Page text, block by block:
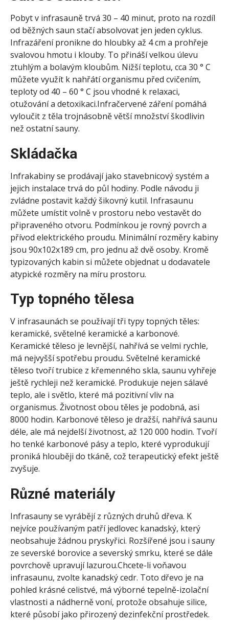
Pobyt v infrasauně trvá 30 – 40 minut, proto na rozdíl
od běžných saun stačí absolvovat jen jeden cyklus.
Infrazáření pronikne do hloubky až 4 cm a prohřeje
svalovou hmotu i klouby. To přináší velkou úlevu
ztuhlým a bolavým kloubům. Nižší teplotu, cca 30 ° C
můžete využít k nahřátí organismu před cvičením,
teploty od 40 – 60 ° C jsou vhodné k relaxaci,
otužování a detoxikaci.Infračervené záření pomáhá
vyloučit z těla trojnásobně větší množství škodlivin
než ostatní sauny.
Skládačka
Infrakabiny se prodávají jako stavebnicový systém a
jejich instalace trvá do půl hodiny. Podle návodu ji
zvládne postavit každý šikovný kutil. Infrasaunu
můžete umístit volně v prostoru nebo vestavět do
připraveného otvoru. Podmínkou je rovný povrch a
přívod elektrického proudu. Minimální rozměry kabiny
jsou 90x102x189 cm, pro jednu až dvě osoby. Kromě
typizovaných kabin si můžete objednat u dodavatele
atypické rozměry na míru prostoru.
Typ topného tělesa
V infrasaunách se používají tři typy topných těles:
keramické, světelné keramické a karbonové.
Keramické těleso je levnější, nahřívá se velmi rychle,
má nejvyšší spotřebu proudu. Světelné keramické
těleso tvoří trubice z křemenného skla, saunu vyhřeje
ještě rychleji než keramické. Produkuje nejen sálavé
teplo, ale i světlo, které má pozitivní vliv na
organismus. Životnost obou těles je podobná, asi
8000 hodin. Karbonové těleso je dražší, nahřívá saunu
déle, ale má nejdelší životnost, až 120 000 hodin. Tvoří
ho tenké karbonové pásy a teplo, které vyprodukují
proniká hlouběji do tkáně, což terapeutický efekt ještě
zvyšuje.
Různé materiály
Infrasauny se vyrábějí z různých druhů dřeva. K
nejvíce používaným patří jedlovec kanadský, který
neobsahuje žádnou pryskyřici. Rozšířené jsou i sauny
ze severské borovice a severský smrku, které se dále
povrchově upravují lazurou.Chcete-li voňavou
infrasaunu, zvolte kanadský cedr. Toto dřevo je na
pohled krásné celistvé, má výborné tepelně-izolační
vlastnosti a nádherně voní, protože obsahuje silice,
které působí jako přirozený dezinfekční prostředek.